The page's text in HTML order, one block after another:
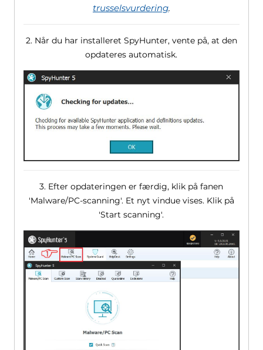
trusselsvurdering.
2. Når du har installeret SpyHunter, vente på, at den
opdateres automatisk.
3. Efter opdateringen er færdig, klik på fanen
'Malware/PC-scanning'. Et nyt vindue vises. Klik på
'Start scanning'.